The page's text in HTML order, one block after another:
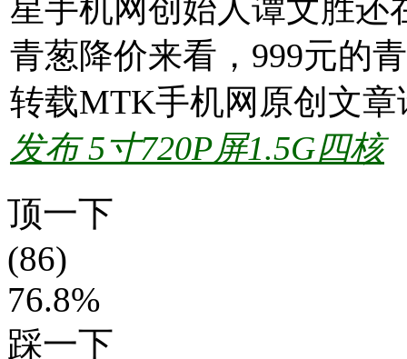
星手机网创始人谭文胜还
青葱降价来看，999元的
转载MTK手机网原创文
发布 5寸720P屏1.5G四核
顶一下
(86)
76.8%
踩一下